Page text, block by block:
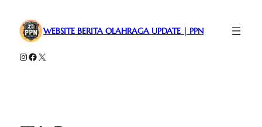
WEBSITE BERITA OLAHRAGA UPDATE | PPN
Instagram
Facebook
X